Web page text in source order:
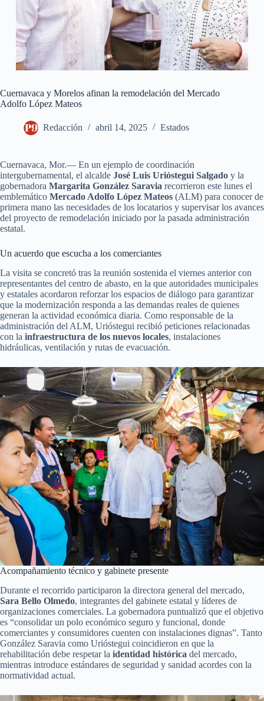
Cuernavaca y Morelos afinan la remodelación del Mercado
Adolfo López Mateos
Redacción abril 14, 2025 Estados
Cuernavaca, Mor.— En un ejemplo de coordinación
intergubernamental, el alcalde José Luis Urióstegui Salgado y la
gobernadora Margarita González Saravia recorrieron este lunes el
emblemático Mercado Adolfo López Mateos (ALM) para conocer de
primera mano las necesidades de los locatarios y supervisar los avances
del proyecto de remodelación iniciado por la pasada administración
estatal.
Un acuerdo que escucha a los comerciantes
La visita se concretó tras la reunión sostenida el viernes anterior con
representantes del centro de abasto, en la que autoridades municipales
y estatales acordaron reforzar los espacios de diálogo para garantizar
que la modernización responda a las demandas reales de quienes
generan la actividad económica diaria. Como responsable de la
administración del ALM, Urióstegui recibió peticiones relacionadas
con la infraestructura de los nuevos locales, instalaciones
hidráulicas, ventilación y rutas de evacuación.
Acompañamiento técnico y gabinete presente
Durante el recorrido participaron la directora general del mercado,
Sara Bello Olmedo, integrantes del gabinete estatal y líderes de
organizaciones comerciales. La gobernadora puntualizó que el objetivo
es “consolidar un polo económico seguro y funcional, donde
comerciantes y consumidores cuenten con instalaciones dignas”. Tanto
González Saravia como Urióstegui coincidieron en que la
rehabilitación debe respetar la identidad histórica del mercado,
mientras introduce estándares de seguridad y sanidad acordes con la
normatividad actual.